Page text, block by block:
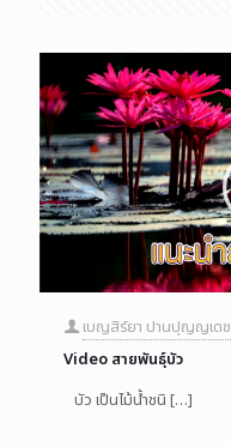
เบญสิร์ยา ปานปุญญเดช
Video สายพันธุ์บัว
บัว เป็นไม้น้ำชนิ […]